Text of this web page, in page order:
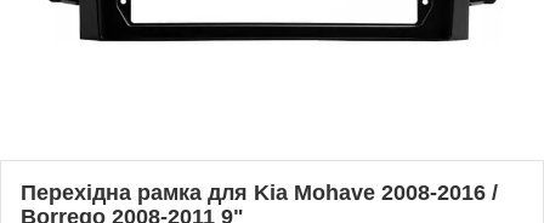
Перехідна рамка для Kia Mohave 2008-2016 /
Borrego 2008-2011 9"